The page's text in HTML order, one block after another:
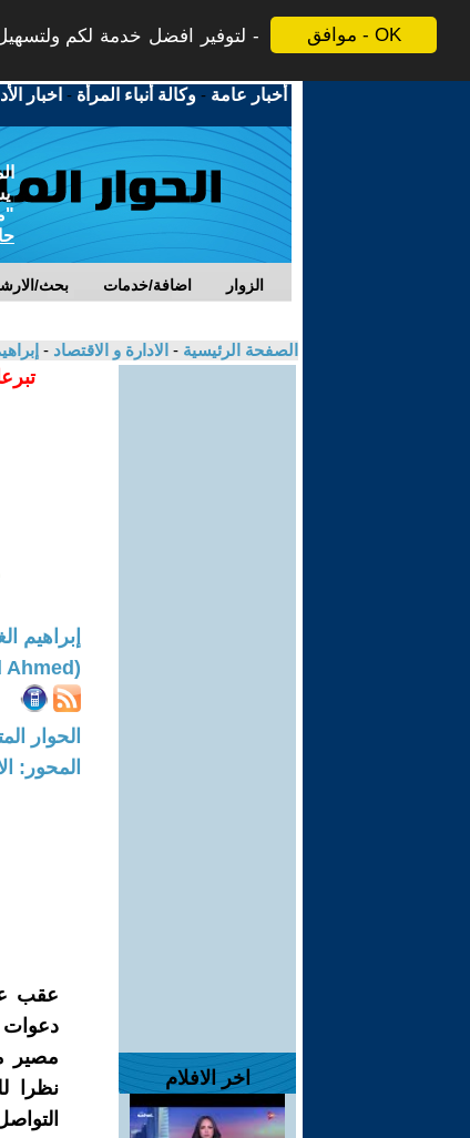
موافق - OK
لتوفير افضل خدمة لكم
أخبار عامة -وكالة أنباء المرأة - اخبار
بحث/ اضافة/خدمات الزوار
الصفحة الرئيسية - الادارة و الاقتصاد -
اخر الافلام
إبراهيم
(Ahmed Ahmed)
الحوار المتمدن-
المحور:
عقب
دعوات
مصير
نظرا